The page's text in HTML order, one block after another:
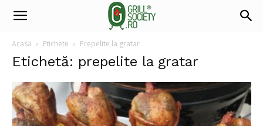
Acasă Etichete Prepelite la gratar
Etichetă: prepelite la gratar